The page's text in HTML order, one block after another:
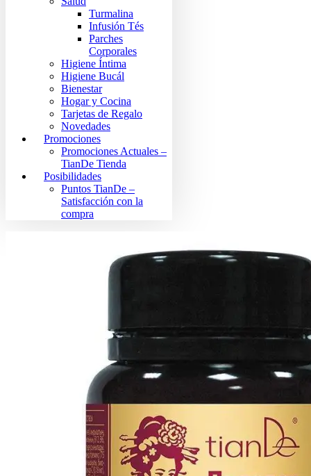
Turmalina
Infusión Tés
Parches
Corporales
Higiene Íntima
Higiene Bucál
Bienestar
Hogar y Cocina
Tarjetas de Regalo
Novedades
Promociones
Promociones Actuales –
TianDe Tienda
Posibilidades
Puntos TianDe –
Satisfacción con la
compra